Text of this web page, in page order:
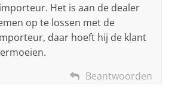
Het is aan de dealer
op te lossen met de
daar hoeft hij de klant
Beantwoorden